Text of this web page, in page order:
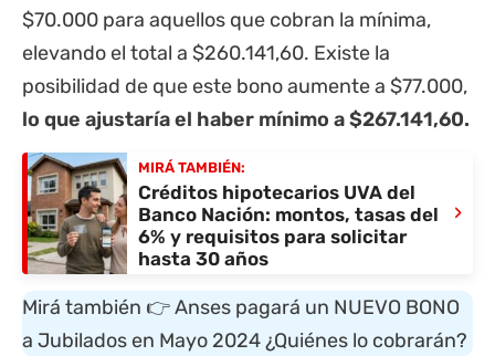
$70.000 para aquellos que cobran la mínima,
elevando el total a $260.141,60. Existe la
posibilidad de que este bono aumente a $77.000,
lo que ajustaría el haber mínimo a $267.141,60.
MIRÁ TAMBIÉN:
Créditos hipotecarios UVA del
Banco Nación: montos, tasas del
6% y requisitos para solicitar
hasta 30 años
›
Mirá también 👉Anses pagará un NUEVO BONO
a Jubilados en Mayo 2024 ¿Quiénes lo cobrarán?